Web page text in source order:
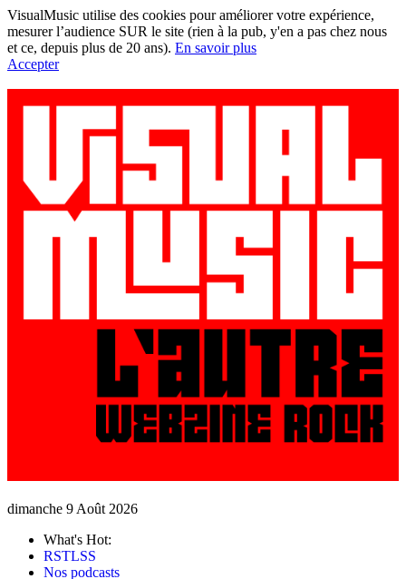
VisualMusic utilise des cookies pour améliorer votre expérience,
mesurer l’audience SUR le site (rien à la pub, y'en a pas chez nous
et ce, depuis plus de 20 ans). En savoir plus
Accepter
dimanche 9 Août 2026
What's Hot:
RSTLSS
Nos podcasts